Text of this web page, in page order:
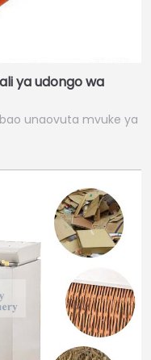
ya udongo wa
unaovuta mvuke ya